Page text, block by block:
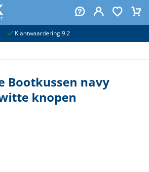
Klantwaardering 9.2
Bootkussen navy
knopen